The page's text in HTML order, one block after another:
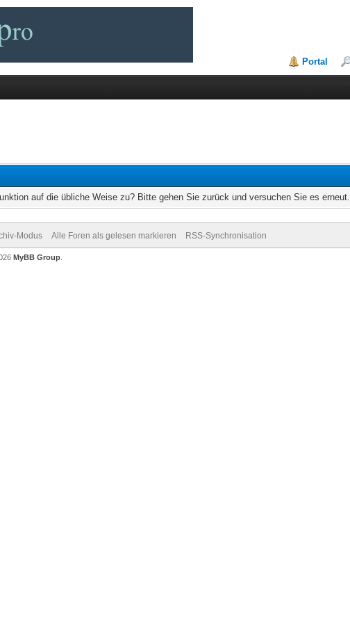
Portal
auf die übliche Weise zu? Bitte gehen Sie zurück und versuchen Sie es erneut.
Modus Alle Foren als gelesen markieren RSS-Synchronisation
MyBB Group.